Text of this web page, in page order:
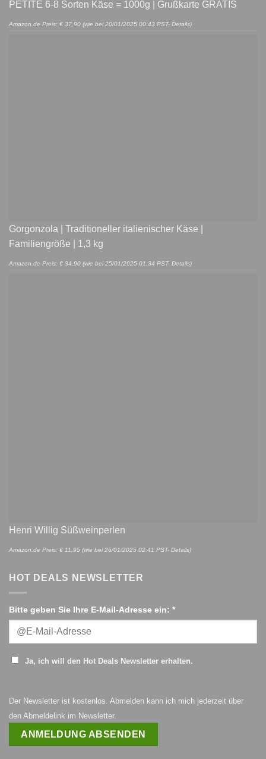
PETITE 6-8 Sorten Käse = 1000g | Grußkarte GRATIS
Amazon.de Preis: € 37,90 (wie bei 20/01/2025 00:43 PST- Details)
Gorgonzola | Traditioneller italienischer Käse |
Familiengröße | 1,3 kg
Amazon.de Preis: € 34,90 (wie bei 25/01/2025 01:34 PST- Details)
Henri Willig Süßweinperlen
Amazon.de Preis: € 11,95 (wie bei 26/01/2025 02:41 PST- Details)
HOT DEALS NEWSLETTER
Bitte geben Sie Ihre E-Mail-Adresse ein: *
Ja, ich will den Hot Deals Newsletter erhalten.
Der Newsletter ist kostenlos. Abmelden kann ich mich jederzeit über
den Abmeldelink im Newsletter.